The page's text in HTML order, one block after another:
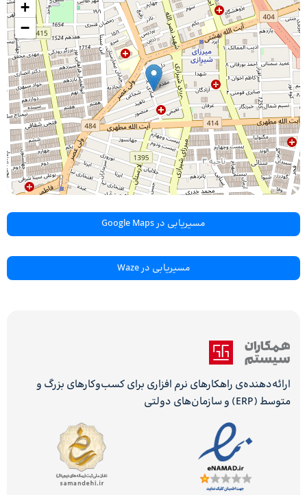
+
−
مسیریابی در Google Maps
مسیریابی در Waze
ارائه‌دهنده‌ی راهکارهای نرم افزاری برای کسب‌وکارهای بزرگ و
متوسط (ERP) و سازمان‌های دولتی